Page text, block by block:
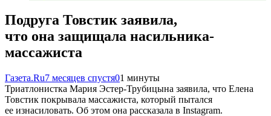
Подруга Товстик заявила,
что она защищала насильника-
массажиста
Газета.Ru7 месяцев спустя01 минуты
Триатлонистка Мария Эстер-Трубицына заявила, что Елена
Товстик покрывала массажиста, который пытался
ее изнасиловать. Об этом она рассказала в Instagram.